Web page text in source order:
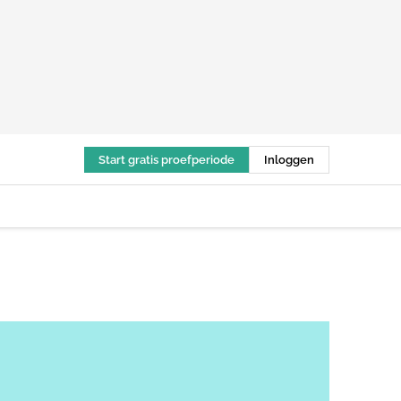
Start gratis proefperiode Inloggen